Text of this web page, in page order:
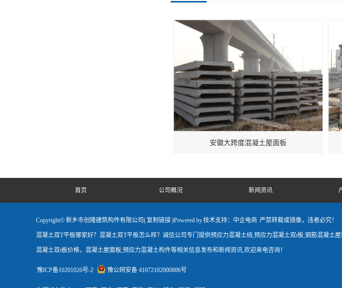
安徽大跨度混凝土屋面板
首页 公司概况 新闻资讯
Copyright© 新乡市创隆建筑构件有限公司(复制链接)Powered by技术支持：中企电商 严禁转载或镜像，违者必究！
混凝土双T平板哪家好？混凝土双T平板怎么样？诚信公司专门提供预应力混凝土结,预应力混凝土双t板,钢筋混凝土
混凝土双t板价格，混凝土屋面板,预应力混凝土构件等相关信息发布和新闻资讯,欢迎来电咨询！
豫ICP备10201026号-2 豫公网安备 41072102000806号